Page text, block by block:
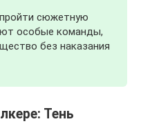
сюжетную
особые команды,
без наказания
Тень